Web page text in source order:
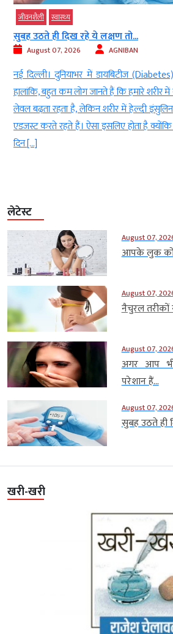
जीवनशैली स्‍वास्‍थ्‍य
सुबह उठते ही दिख रहे ये लक्षण तो...
August 07, 2026 AGNIBAN
नई दिल्‍ली। दुनियाभर में डायबिटीज
हालांकि, बहुत कम लोग जानते हैं कि हमारे
लेवल बढ़ता रहता है, लेकिन शरीर में हेल्दी
एडजस्ट करते रहते हैं। ऐसा इसलिए होता है क्योंकि
दिन […]
लेटेस्ट
August 07,
आपके लुक को
August 07,
नैचुरल तरीकों
August 07,
अगर आप
परेशान हैं...
August 07,
सुबह उठते ही
खरी-खरी